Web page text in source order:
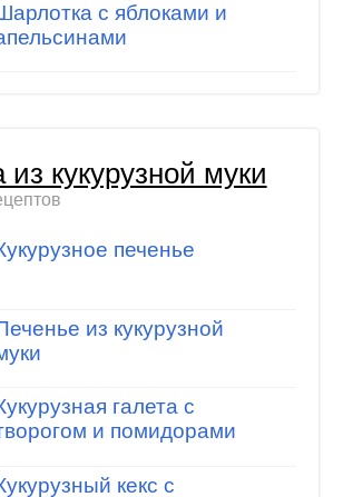
с яблоками и
кукурузной муки
печенье
из кукурузной
галета с
и помидорами
кекс с